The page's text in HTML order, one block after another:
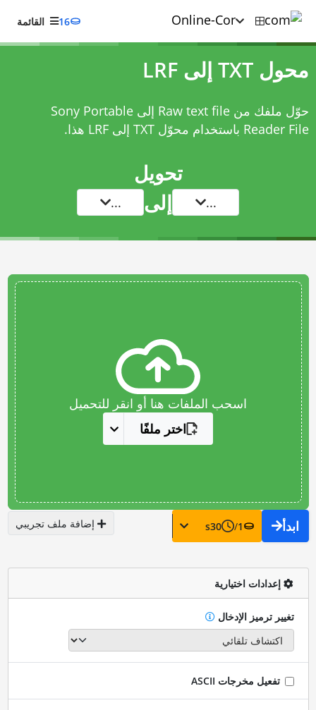
16 القائمة
محول TXT إلى LRF
حوّل ملفك من Raw text file إلى Sony Portable
Reader File باستخدام
محوّل TXT إلى LRF هذا.
تحويل
... إلى ...
اسحب الملفات هنا أو انقر للتحميل
اختر ملفًا
ابدأ 1
/
30
s إضافة ملف تجريبي
إعدادات اختيارية
تغيير ترميز الإدخال
تفعيل مخرجات ASCII